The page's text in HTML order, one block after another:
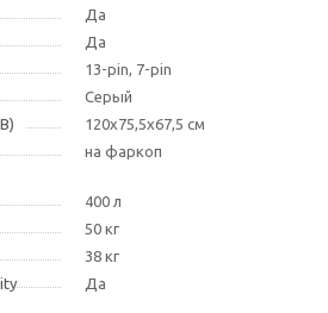
Да
Да
13-pin, 7-pin
Cерый
120x75,5x67,5 см
на фаркоп
400 л
50 кг
38 кг
Да